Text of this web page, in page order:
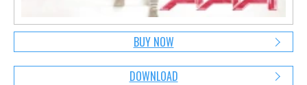
BUY NOW
DOWNLOAD